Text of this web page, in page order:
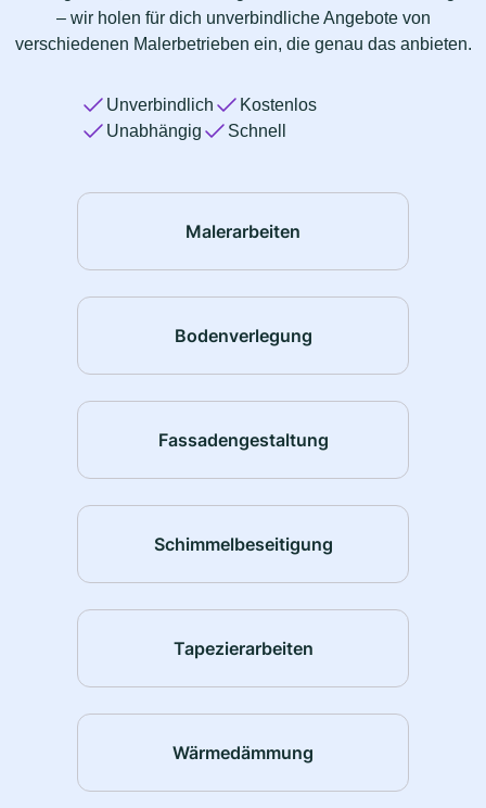
– wir holen für dich unverbindliche Angebote von
verschiedenen Malerbetrieben ein, die genau das anbieten.
Unverbindlich
Kostenlos
Unabhängig
Schnell
Malerarbeiten
Bodenverlegung
Fassadengestaltung
Schimmelbeseitigung
Tapezierarbeiten
Wärmedämmung